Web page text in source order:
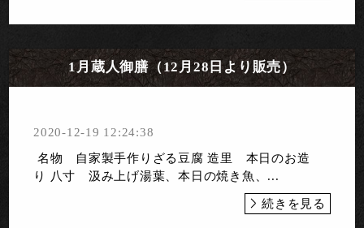
1月蔵人御膳（12月28日より販売）
2020-12-19 12:24:38
名物 自家製手作りざる豆腐 造里 本日のお造
り 八寸 汲み上げ湯葉、本日の焼き魚、...
続きを見る